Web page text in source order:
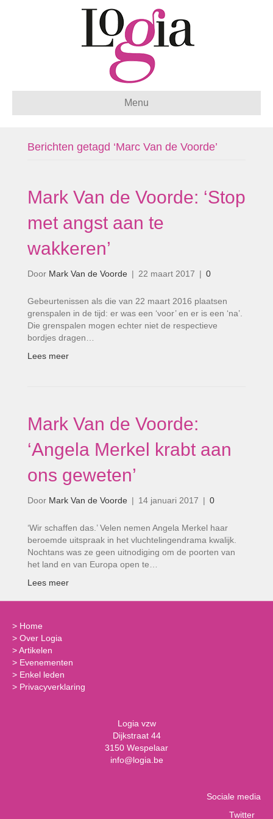
Menu
Berichten getagd ‘Marc Van de Voorde’
Mark Van de Voorde: ‘Stop
met angst aan te
wakkeren’
Door Mark Van de Voorde | 22 maart 2017 | 0
Gebeurtenissen als die van 22 maart 2016 plaatsen
grenspalen in de tijd: er was een ‘voor’ en er is een ‘na’.
Die grenspalen mogen echter niet de respectieve
bordjes dragen…
Lees meer
Mark Van de Voorde:
‘Angela Merkel krabt aan
ons geweten’
Door Mark Van de Voorde | 14 januari 2017 | 0
‘Wir schaffen das.’ Velen nemen Angela Merkel haar
beroemde uitspraak in het vluchtelingendrama kwalijk.
Nochtans was ze geen uitnodiging om de poorten van
het land en van Europa open te…
Lees meer
> Home
> Over Logia
>Artikelen
> Evenementen
> Enkel leden
> Privacyverklaring
Logia vzw
Dijkstraat 44
3150 Wespelaar
info@logia.be
Sociale media
Twitter